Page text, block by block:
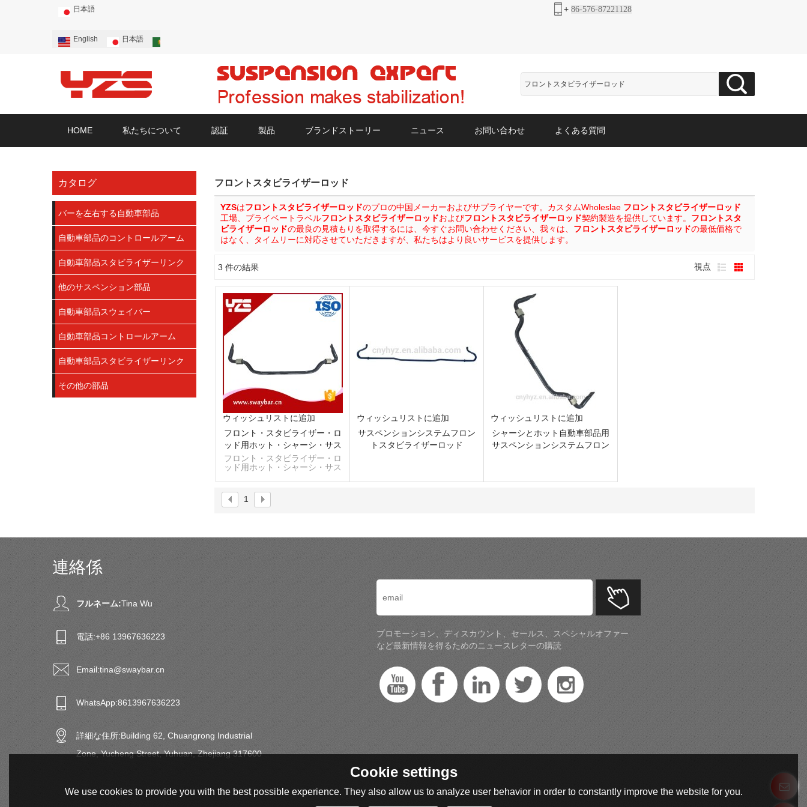
日本語
English 日本語
+ 86-576-87221128
HOME 私たちについて 認証 製品 ブランドストーリー ニュース お問い合わせ よくある質問
カタログ
バーを左右する自動車部品
自動車部品のコントロールアーム
自動車部品スタビライザーリンク
他のサスペンション部品
自動車部品スウェイバー
自動車部品コントロールアーム
自動車部品スタビライザーリンク
その他の部品
フロントスタビライザーロッド
YZSはフロントスタビライザーロッドのプロの中国メーカーおよびサプライヤーです。カスタムWholeslae フロントスタビライザーロッド
工場、プライベートラベルフロントスタビライザーロッドおよびフロントスタビライザーロッド契約製造を提供しています。 フロントスタ
ビライザーロッドの最良の見積もりを取得するには、今すぐお問い合わせください、我々は、 フロントスタビライザーロッドの最低価格で
はなく、タイムリーに対応させていただきますが、私たちはより良いサービスを提供します。
3 件の結果 視点
ウィッシュリストに追加
フロント・スタビライザー・ロ
ッド用ホット・シャーシ・サス
ペンション・システム
フロント・スタビライザー・ロ
ッド用ホット・シャーシ・サス
ウィッシュリストに追加
サスペンションシステムフロン
トスタビライザーロッド
ウィッシュリストに追加
シャーシとホット自動車部品用
サスペンションシステムフロン
1
連絡係
フルネーム:Tina Wu
電話:+86 13967636223
Email:tina@swaybar.cn
WhatsApp:8613967636223
詳細な住所:Building 62, Chuangrong Industrial
Zone, Yucheng Street, Yuhuan, Zhejiang 317600
プロモーション、ディスカウント、セールス、スペシャルオファー
など最新情報を得るためのニュースレターの購読
Cookie settings
We use cookies to provide you with the best possible experience. They also allow us to analyze user behavior in order to constantly improve the website for you.